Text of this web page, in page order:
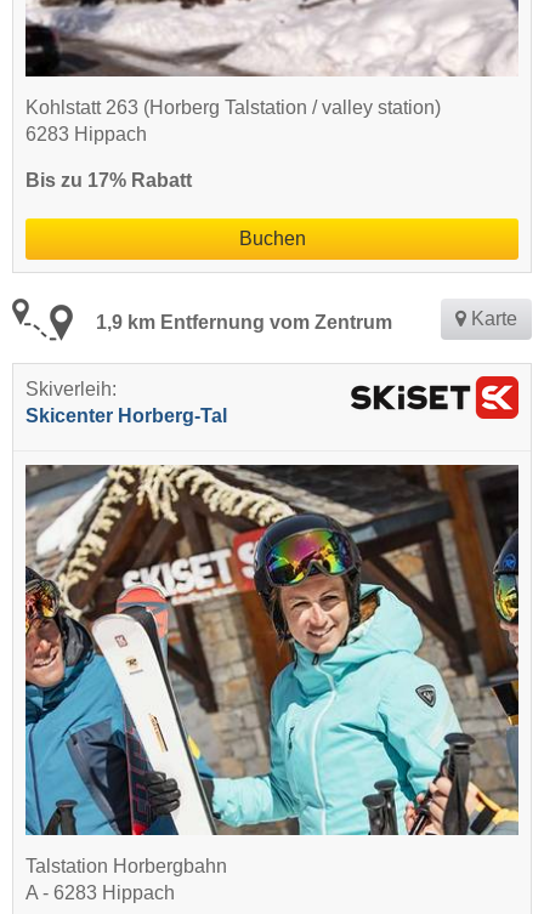
Kohlstatt 263 (Horberg Talstation / valley station)
6283 Hippach
Bis zu 17% Rabatt
Buchen
1,9 km Entfernung vom Zentrum Karte
Skiverleih:
Skicenter Horberg-Tal
Talstation Horbergbahn
A - 6283 Hippach